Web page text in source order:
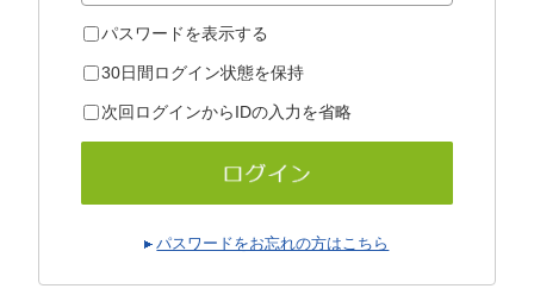
パスワードを表示する
30日間ログイン状態を保持
次回ログインからIDの入力を省略
パスワードをお忘れの方はこちら